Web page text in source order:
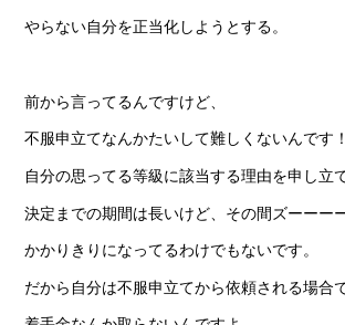
やらない自分を正当化しようとする。
前から言ってるんですけど、
不服申立てなんかたいして難しくないんです！
自分の思ってる等級に該当する理由を申し立
決定までの期間は長いけど、その間ズーーー
かかりきりになってるわけでもないです。
だから自分は不服申立てから依頼される場合